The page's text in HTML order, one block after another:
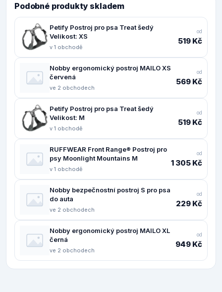
Podobné produkty skladem
Petify Postroj pro psa Treat šedý
Velikost: XS
v 1 obchodě
od
519 Kč
Nobby ergonomický postroj MAILO XS
červená
ve 2 obchodech
od
569 Kč
Petify Postroj pro psa Treat šedý
Velikost: M
v 1 obchodě
od
519 Kč
RUFFWEAR Front Range® Postroj pro
psy Moonlight Mountains M
v 1 obchodě
od
1 305 Kč
Nobby bezpečnostní postroj S pro psa
do auta
ve 2 obchodech
od
229 Kč
Nobby ergonomický postroj MAILO XL
černá
ve 2 obchodech
od
949 Kč